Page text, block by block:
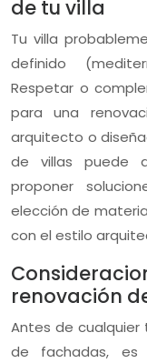
de tu villa
Tu villa
definido
Respetar o
para una
arquitecto o
de villas puede
proponer
elección de
con el estilo
renovación
Antes de
de fachadas, es